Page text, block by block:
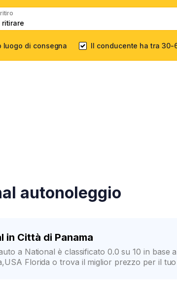
luogo di consegna Il conducente ha tra 30-
autonoleggio
in Città di Panama
a National è classificato 0.0 su 10 in
Florida o trova il miglior prezzo per il